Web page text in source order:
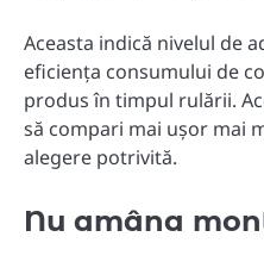
Aceasta indică nivelul de
eficiența consumului de
produs în timpul rulării.
să compari mai ușor mai
alegere potrivită.
Nu amâna